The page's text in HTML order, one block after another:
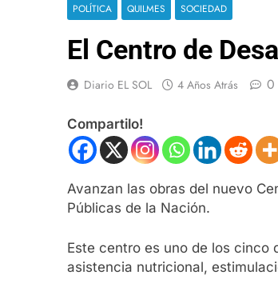
POLÍTICA QUILMES SOCIEDAD
El Centro de
Diario EL SOL 4 Años Atrás 0
Compartilo!
Avanzan las obras del nuevo
Públicas de la Nación.
Este centro es uno de los cinco
asistencia nutricional,